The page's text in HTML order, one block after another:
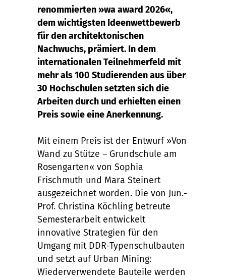
renommierten »wa award 2026«,
dem wichtigsten Ideenwettbewerb
für den architektonischen
Nachwuchs, prämiert. In dem
internationalen Teilnehmerfeld mit
mehr als 100 Studierenden aus über
30 Hochschulen setzten sich die
Arbeiten durch und erhielten einen
Preis sowie eine Anerkennung.
Mit einem Preis ist der Entwurf »Von
Wand zu Stütze – Grundschule am
Rosengarten« von Sophia
Frischmuth und Mara Steinert
ausgezeichnet worden. Die von Jun.-
Prof. Christina Köchling betreute
Semesterarbeit entwickelt
innovative Strategien für den
Umgang mit DDR-Typenschulbauten
und setzt auf Urban Mining:
Wiederverwendete Bauteile werden